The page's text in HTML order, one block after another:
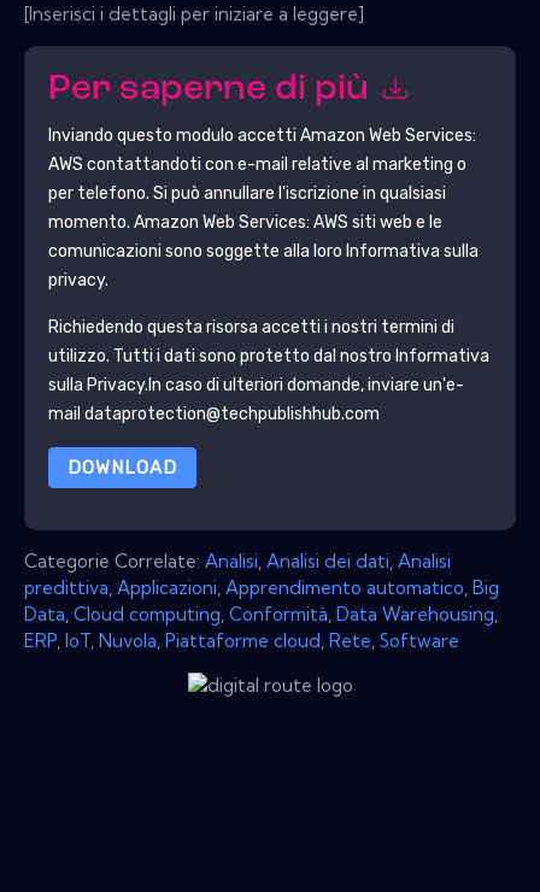
[Inserisci i dettagli per iniziare a leggere]
Per saperne di più
Inviando questo modulo accetti Amazon Web Services:
AWS contattandoti con e-mail relative al marketing o
per telefono. Si può annullare l'iscrizione in qualsiasi
momento. Amazon Web Services: AWS siti web e le
comunicazioni sono soggette alla loro Informativa sulla
privacy.
Richiedendo questa risorsa accetti i nostri termini di
utilizzo. Tutti i dati sono protetto dal nostro Informativa
sulla Privacy.In caso di ulteriori domande, inviare un'e-
mail dataprotection@techpublishhub.com
DOWNLOAD
Categorie Correlate: Analisi Analisi dei dati Analisi
predittiva Applicazioni Apprendimento automatico Big
Data Cloud computing Conformità Data Warehousing
ERP IoT Nuvola Piattaforme cloud Rete Software